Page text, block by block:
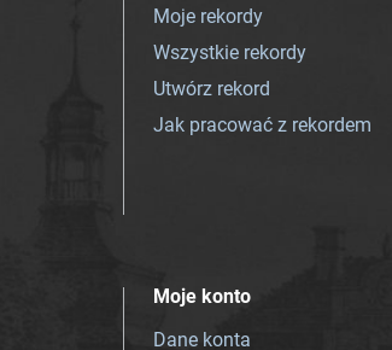
Moje rekordy
Wszystkie rekordy
Utwórz rekord
Jak pracować z rekordem
Moje konto
Dane konta